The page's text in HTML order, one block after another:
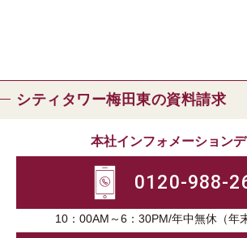
シティタワー梅田東の資料請求
本社インフォメーション
0120-988-
10：00AM～6：30PM/年中無休（年